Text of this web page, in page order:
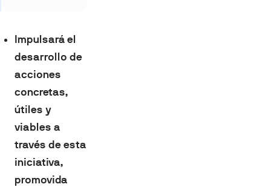
Impulsará el
desarrollo de
acciones
concretas,
útiles y
viables a
través de esta
iniciativa,
promovida